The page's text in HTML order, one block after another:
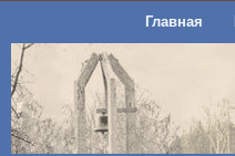
Главная